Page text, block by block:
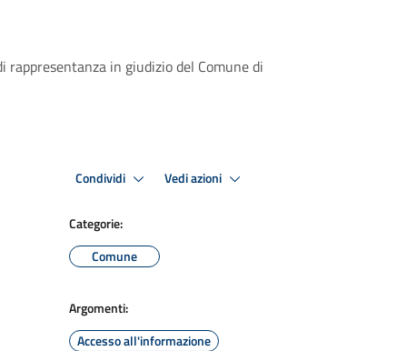
in giudizio del Comune di
Condividi Vedi azioni
Categorie:
Comune
Argomenti:
Accesso all'informazione